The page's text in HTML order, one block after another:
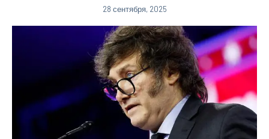
28 сентября, 2025